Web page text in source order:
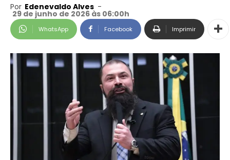
Por Edenevaldo Alves -
29 de junho de 2026 às 06:00h
WhatsApp Facebook Imprimir